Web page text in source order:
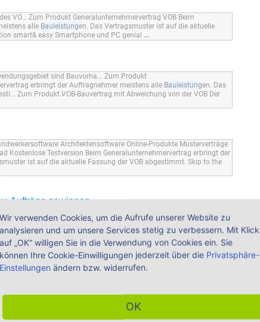
VO... Zum Produkt Generalunternehmervertrag VOB Beim
alle Bauleistungen. Das Vertragsmuster ist auf die aktuelle
smart& easy Smartphone und PC genial ...
sind Bauvorha... Zum Produkt
erbringt der Auftragnehmer meistens alle Bauleistungen. Das
Zum Produkt VOB-Bauvertrag mit Abweichung von der VOB Der
Architektensoftware Online-Produkte Musterverträge
Kostenlose Testversion Beim Generalunternehmervertrag erbringt der
ist auf die aktuelle Fassung der VOB abgestimmt. Skip to the
Aufträge gewinnen
dich bekannt und erhöhst deine Chancen bei der Auftragsvergabe.
mit Referenzen, aussagekräftigen Texten und Bildern, das schafft
Leistungsfähigkeit. Kümmere dich anschließend um deine...
Shop ¦ WEKA Shop
Bauherrn NEU Nachträge/Preisanpassungen anmelden und
Abschlagszahlung sichern NEU Abnahme der
Zustandsfeststellung NEU Muster Zustandsfeststellung NEU
Zahlung
Wir verwenden Cookies, um die Aufrufe unserer Website zu
analysieren und um unsere Services stetig zu verbessern. Mit Klick
auf „OK“ willigen Sie in die Verwendung von Cookies ein. Sie
können Ihre Cookie-Einwilligungen jederzeit über die Privatsphäre-
Einstellungen ändern bzw. widerrufen.
OK